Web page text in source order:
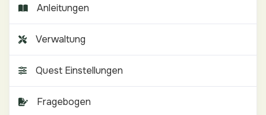
Anleitungen
Verwaltung
Quest Einstellungen
Fragebogen